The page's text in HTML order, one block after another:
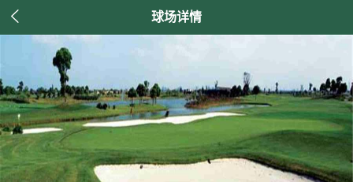
 球场详情